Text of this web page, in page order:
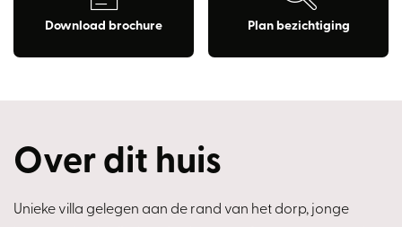
Download brochure Plan bezichtiging
Over dit huis
Unieke villa gelegen aan de rand van het dorp, jonge